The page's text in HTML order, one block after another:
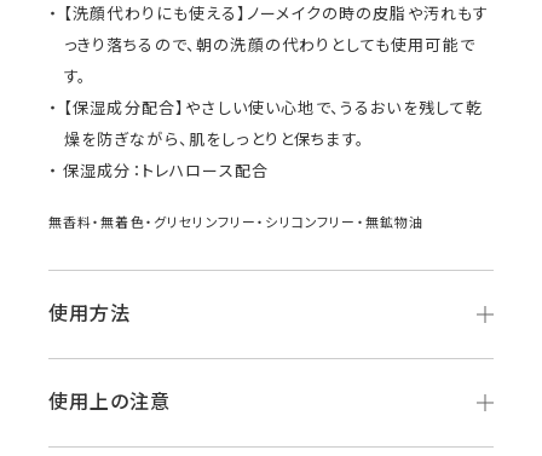
【洗顔代わりにも使える】ノーメイクの時の皮脂や汚れもす
っきり落ちるので、朝の洗顔の代わりとしても使用可能で
す。
【保湿成分配合】やさしい使い心地で、うるおいを残して乾
燥を防ぎながら、肌をしっとりと保ちます。
保湿成分：トレハロース配合
無香料・無着色・グリセリンフリー・シリコンフリー・無鉱物油
使用方法
使用上の注意